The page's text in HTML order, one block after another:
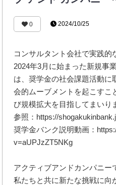
0 2024/10/25
コンサルタント会社で実践的
2024年3月に始まった新規事
は、奨学金の社会課題活動に
会的ムーブメントを起こすこ
び規模拡大を目指してまいり
参照：https://
奨学金バンク説明動画：
v=aUPJzZT5NKg
アクティブアンドカンパニー
私たちと共に新たな挑戦に向